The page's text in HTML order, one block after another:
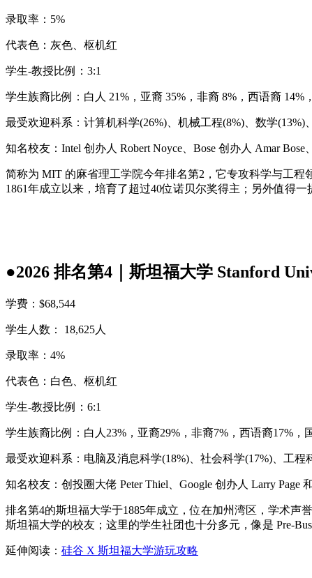
录取率：5%
代表色：灰色、枢机红
学生-教授比例：3:1
学生族裔比例：白人 21%，亚裔 35%，非裔 8%，西语裔 14%
最受欢迎科系：计算机科学(26%)、机械工程(8%)、数学(13%)
知名校友：Intel 创办人 Robert Noyce、Bose 创办人 Amar
简称为 MIT 的麻省理工学院今年排名第2，它专攻科学与工
1861年成立以来，培育了超过40位诺贝尔奖得主；另外值得
●2026 排名第4｜斯坦福大学 Stanford
学费：$68,544
学生人数： 18,625人
录取率：4%
代表色：白色、枢机红
学生-教授比例：6:1
学生族裔比例：白人23%，亚裔29%，非裔7%，西语裔17%，
最受欢迎科系：电脑及消息科学(18%)、社会科学(17%)、工程
知名校友：创投圈大佬 Peter Thiel、Google 创办人 Larry Page
排名第4的斯坦福大学于1885年成立，位在加州湾区，学术声
斯坦福大学的校友；这里的学生社团也十分多元，像是 Pre-
延伸阅读： 硅谷 X 斯坦福大学游玩攻略